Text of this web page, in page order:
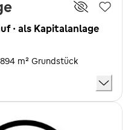
· als Kapitalanlage
m² Grundstück